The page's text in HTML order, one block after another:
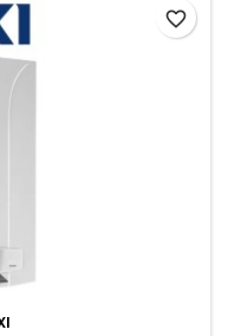
favorite_border